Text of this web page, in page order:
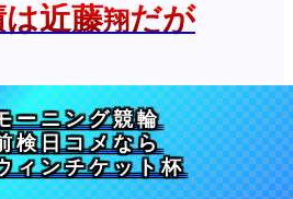
は近藤翔だが
ーニング競輪
検日コメなら
ィンチケット杯